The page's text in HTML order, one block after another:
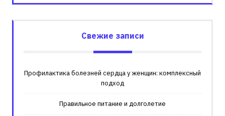
Свежие записи
Профилактика болезней сердца у женщин: комплексный
подход
Правильное питание и долголетие